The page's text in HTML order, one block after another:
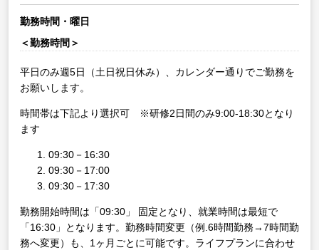
勤務時間・曜日
＜勤務時間＞
平日のみ週5日（土日祝日休み）、カレンダー通りでご勤務を
お願いします。
時間帯は下記より選択可 ※研修2日間のみ9:00-18:30となり
ます
09:30－16:30
09:30－17:00
09:30－17:30
勤務開始時間は「09:30」 固定となり、就業時間は最短で
「16:30」となります。勤務時間変更（例.6時間勤務→7時間勤
務へ変更）も、1ヶ月ごとに可能です。ライフプランに合わせ